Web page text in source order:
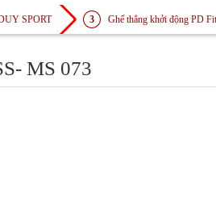
SPORT Ghế thẳng khởi động PD
MS 073